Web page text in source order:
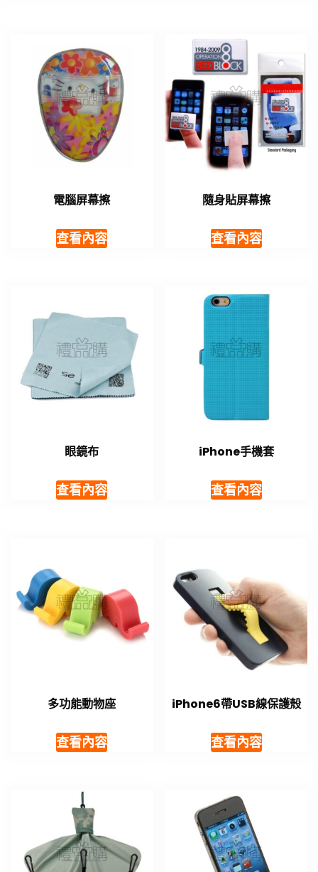
電腦屏幕擦
查看內容
隨身貼屏幕擦
查看內容
眼鏡布
查看內容
iPhone手機套
查看內容
多功能動物座
查看內容
iPhone6​​帶USB線保護殼
查看內容